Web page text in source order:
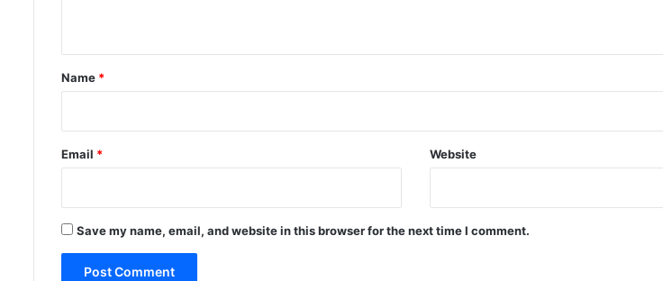
*
Name *
Email * Website
Save my name, email, and website in this browser for the next time I comment.